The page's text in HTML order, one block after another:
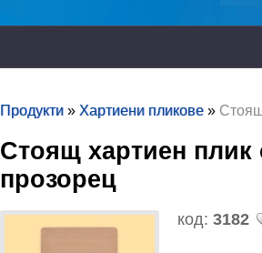
Продукти » Хартиени пликове »
Стоящ хартиен плик
прозорец
код:3182